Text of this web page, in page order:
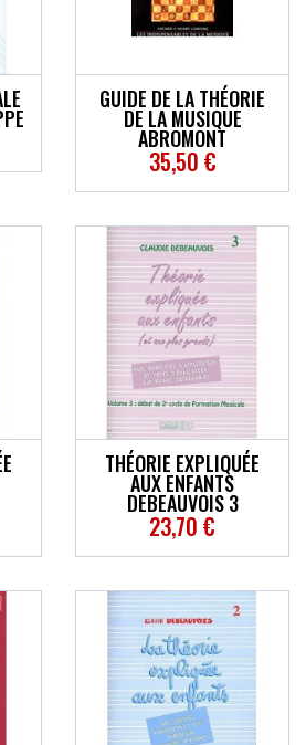
GUIDE DE LA THÉORIE
DE LA MUSIQUE
ABROMONT
35,50 €
THÉORIE EXPLIQUÉE
AUX ENFANTS
DEBEAUVOIS 3
23,70 €
EFFETS
INSTRUMENTS
PROMOTIONS